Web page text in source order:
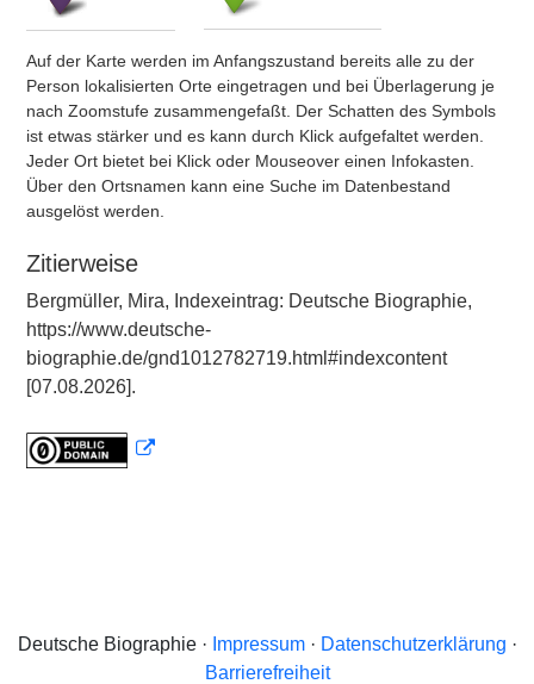
Auf der Karte werden im Anfangszustand bereits alle zu der
Person lokalisierten Orte eingetragen und bei Überlagerung je
nach Zoomstufe zusammengefaßt. Der Schatten des Symbols
ist etwas stärker und es kann durch Klick aufgefaltet werden.
Jeder Ort bietet bei Klick oder Mouseover einen Infokasten.
Über den Ortsnamen kann eine Suche im Datenbestand
ausgelöst werden.
Zitierweise
Bergmüller, Mira, Indexeintrag: Deutsche Biographie,
https://www.deutsche-
biographie.de/gnd1012782719.html#indexcontent
[07.08.2026].
Deutsche Biographie · Impressum· Datenschutzerklärung ·
Barrierefreiheit